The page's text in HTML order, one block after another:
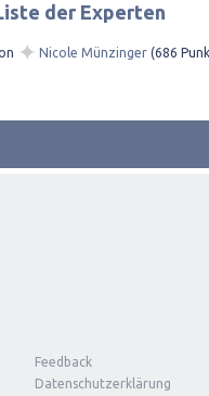
der Experten
✦ Nicole Münzinger (686
Feedback
Datenschutzerklärung